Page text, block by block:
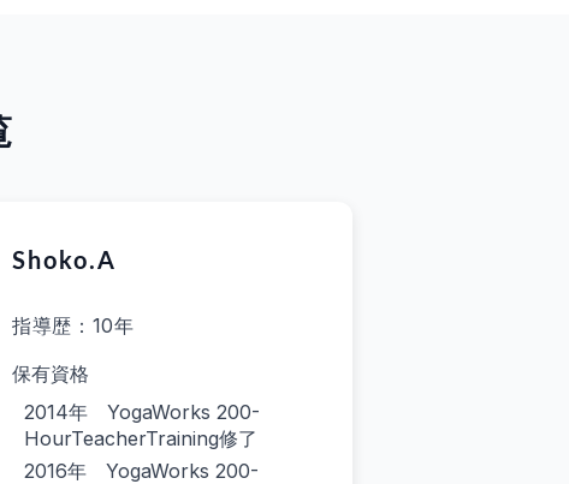
Shoko.A
指導歴：10年
保有資格
2014年 YogaWorks 200-
HourTeacherTraining修了
2016年 YogaWorks 200-